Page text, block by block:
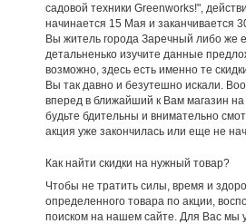
садовой техники Greenworks!",
начинается 15 Мая и заканчивается
Вы житель города Заречный либо же
детальненько изучите данные
возможно, здесь есть именно те
Вы так давно и безутешно искали.
вперед в ближайший к Вам магазин на
будьте бдительны и внимательно
акция уже закончилась или еще не
Как найти скидки на нужный товар?
Чтобы не тратить силы, время и
определенного товара по акции,
поиском на нашем сайте. Для Вас мы